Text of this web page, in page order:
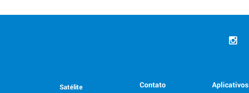
Aplicativos
Contato
Satélite